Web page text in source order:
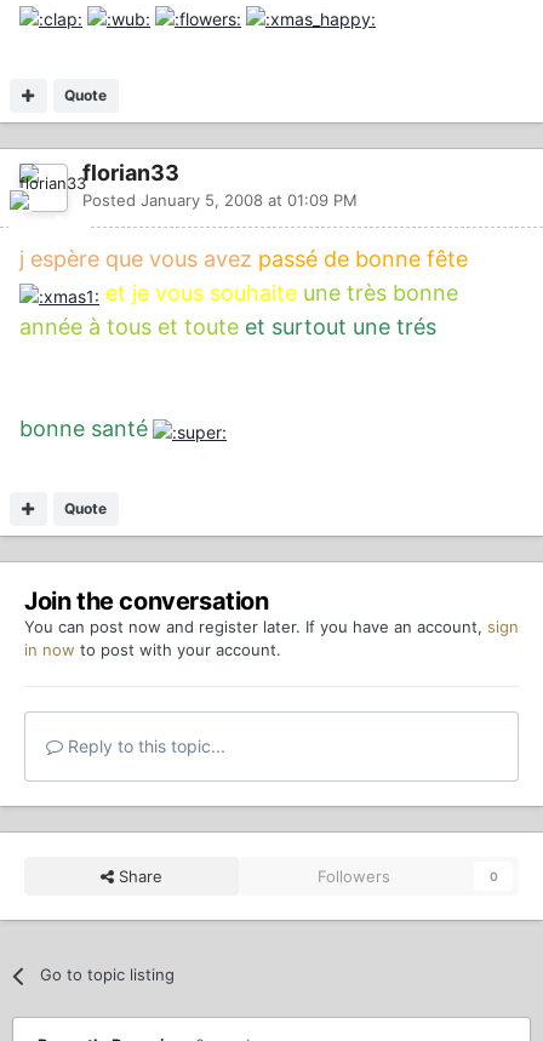
Quote
florian33
Posted January 5, 2008 at 01:09 PM
j espère que vous avez passé de bonne fête
et je vous souhaite une très bonne
année à tous et toute et surtout une trés
bonne santé
Quote
Join the conversation
You can post now and register later. If you have an account, sign
in now to post with your account.
Reply to this topic...
Share Followers 0
Go to topic listing